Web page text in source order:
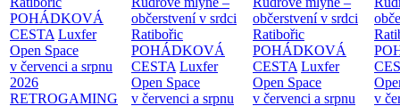
POHÁDKOVÁ
CESTA Luxfer
Open Space
v červenci a srpnu
2026
RETROGAMING
občerstvení v srdci
Ratibořic
POHÁDKOVÁ
CESTA Luxfer
Open Space
v červenci a srpnu
občerstvení v srdci
Ratibořic
POHÁDKOVÁ
CESTA Luxfer
Open Space
v červenci a srpnu
v